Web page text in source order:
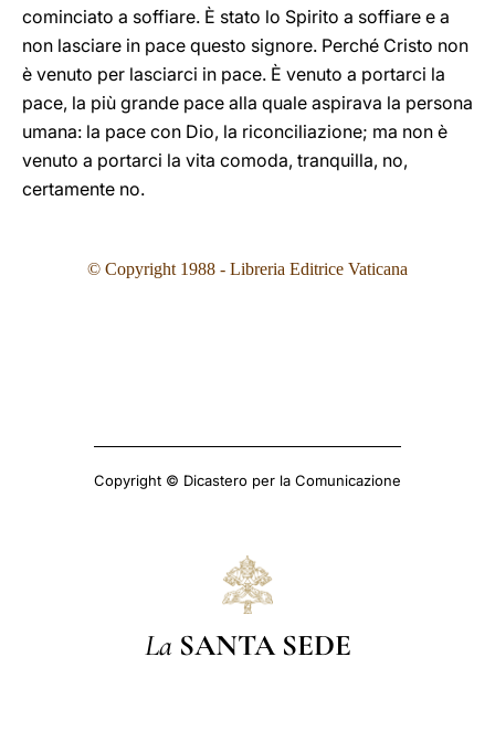
cominciato a soffiare. È stato lo Spirito a soffiare e a
non lasciare in pace questo signore. Perché Cristo non
è venuto per lasciarci in pace. È venuto a portarci la
pace, la più grande pace alla quale aspirava la persona
umana: la pace con Dio, la riconciliazione; ma non è
venuto a portarci la vita comoda, tranquilla, no,
certamente no.
© Copyright 1988 - Libreria Editrice Vaticana
Copyright © Dicastero per la Comunicazione
La SANTA SEDE